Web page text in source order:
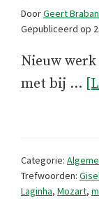
DoorGeert
Gepubliceerd op
Nieuw
met bij …
Categorie:
Trefwoorden:
Laginha, Mozart,